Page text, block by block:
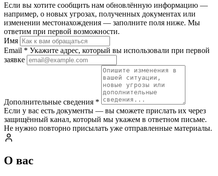
Если вы хотите сообщить нам обновлённую информацию —
например, о новых угрозах, полученных документах или
изменении местонахождения — заполните поля ниже. Мы
ответим при первой возможности.
Имя
Email * Укажите адрес, который вы использовали при первой
заявке
Дополнительные сведения *
Если у вас есть документы — вы сможете прислать их через
защищённый канал, который мы укажем в ответном письме.
Не нужно повторно присылать уже отправленные материалы.
О вас